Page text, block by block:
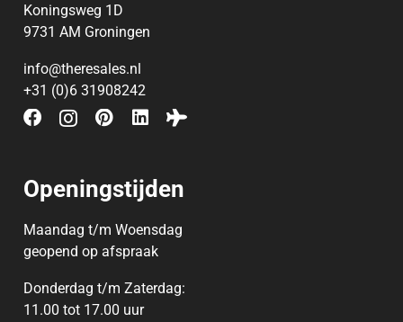
Koningsweg 1D
9731 AM Groningen
info@theresales.nl
+31 (0)6 31908242
Openingstijden
Maandag t/m Woensdag
geopend op afspraak
Donderdag t/m Zaterdag:
11.00 tot 17.00 uur